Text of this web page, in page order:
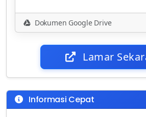
Dokumen Google Drive
Lamar
Informasi Cepat